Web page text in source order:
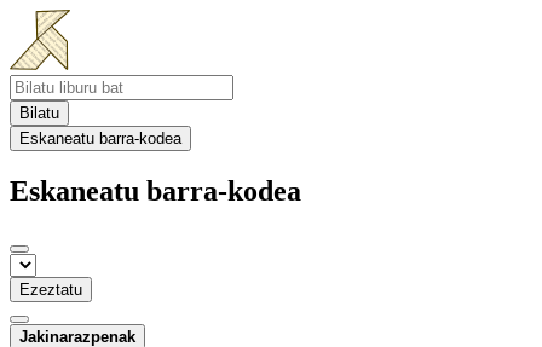
Bilatu
Eskaneatu barra-kodea
Eskaneatu barra-kodea
Ezeztatu
Jakinarazpenak